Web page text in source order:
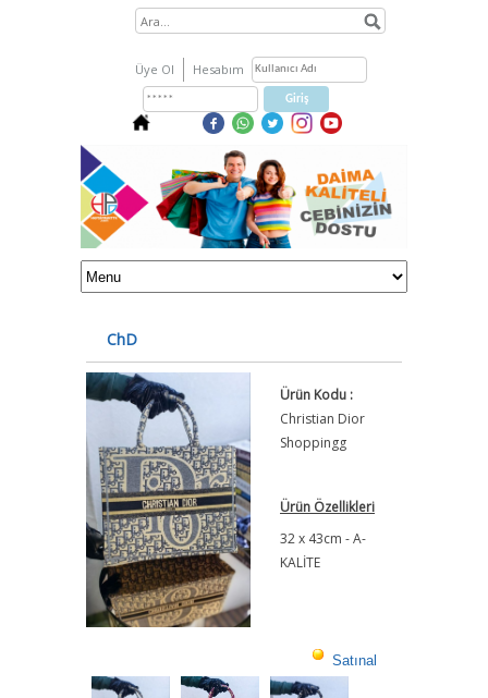
Üye Ol Hesabım
ChD
Ürün Kodu :
Christian Dior
Shoppingg
Ürün Özellikleri
32 x 43cm - A-
KALİTE
Satınal